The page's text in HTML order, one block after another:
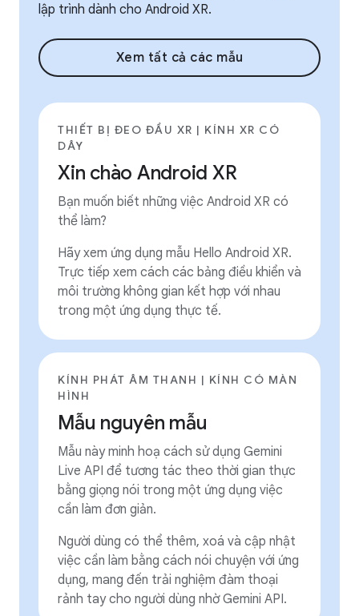
lập trình dành cho Android XR.
Xem tất cả các mẫu
THIẾT BỊ ĐEO ĐẦU XR | KÍNH XR CÓ
DÂY
Xin chào Android XR
Bạn muốn biết những việc Android XR có
thể làm?
Hãy xem ứng dụng mẫu Hello Android XR.
Trực tiếp xem cách các bảng điều khiển và
môi trường không gian kết hợp với nhau
trong một ứng dụng thực tế.
KÍNH PHÁT ÂM THANH | KÍNH CÓ MÀN
HÌNH
Mẫu nguyên mẫu
Mẫu này minh hoạ cách sử dụng Gemini
Live API để tương tác theo thời gian thực
bằng giọng nói trong một ứng dụng việc
cần làm đơn giản.
Người dùng có thể thêm, xoá và cập nhật
việc cần làm bằng cách nói chuyện với ứng
dụng, mang đến trải nghiệm đàm thoại
rảnh tay cho người dùng nhờ Gemini API.